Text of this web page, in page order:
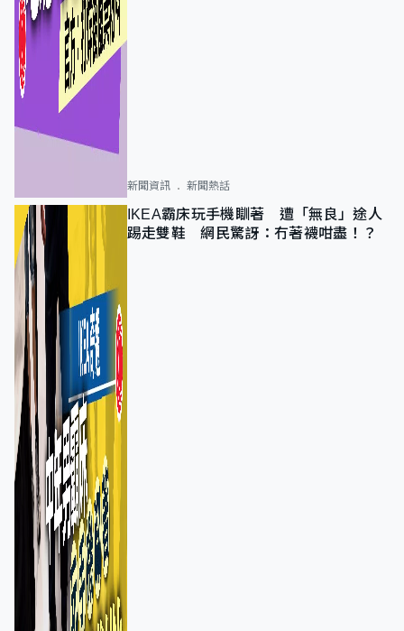
新聞資訊 新聞熱話
IKEA霸床玩手機瞓著 遭「無良」途人
踢走雙鞋 網民驚訝：冇著襪咁盡！？